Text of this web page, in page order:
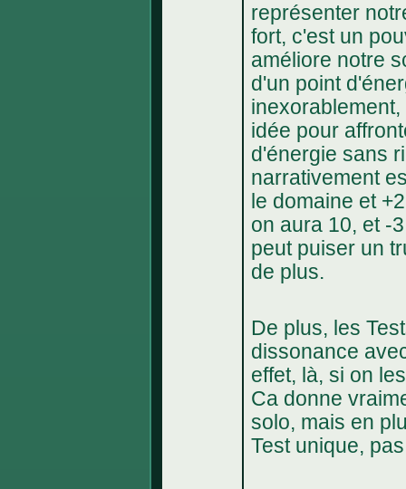
représenter
fort, c'est un
améliore notre
d'un point
idée pour
d'énergie sans
narrativement
le domaine et
on aura 10, et -
peut puiser un
de plus.
De plus, les
dissonance
effet, là, si on
Ca donne
solo, mais en
Test unique,